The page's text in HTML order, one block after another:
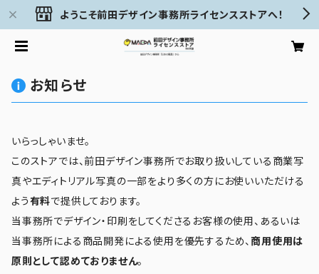
ようこそ前田デザイン事務所ライセンスストアへ！
お知らせ
いらっしゃいませ。
このストアでは、前田デザイン事務所でお取り扱いしている商業写
真やエディトリアル写真の一部をより多くの方にお使いいただける
よう有料で提供しております。
当事務所でデザイン・印刷をしてくださるお客様の使用、あるいは
当事務所による商品開発による使用を優先するため、商用使用は
原則として認めておりません。